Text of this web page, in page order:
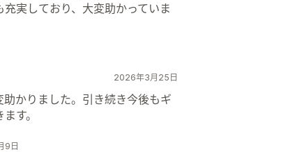
実しており、大変助かっていま
2026年3月25日
かりました。引き続き今後もギ
す。
9日